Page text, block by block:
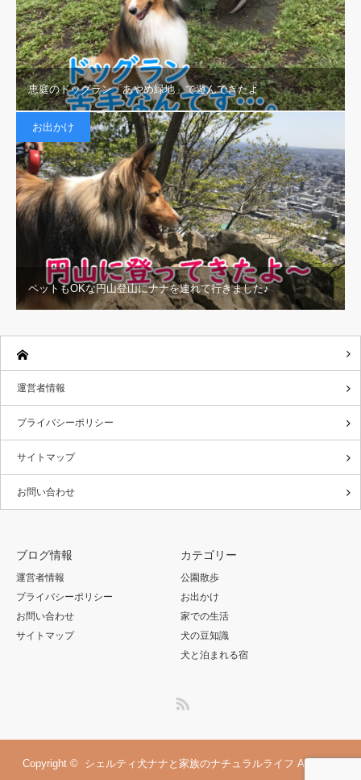
恵庭のドッグラン「あやめ緑地」で遊んできたよ
お出かけ
ペットもOKな円山登山にナナを連れて行きました♪
運営者情報
プライバシーポリシー
サイトマップ
お問い合わせ
ブログ情報
運営者情報
プライバシーポリシー
お問い合わせ
サイトマップ
カテゴリー
公園散歩
お出かけ
家での生活
犬の豆知識
犬と泊まれる宿
Copyright © シェルティ犬ナナと家族のナチュラルライフ All rights